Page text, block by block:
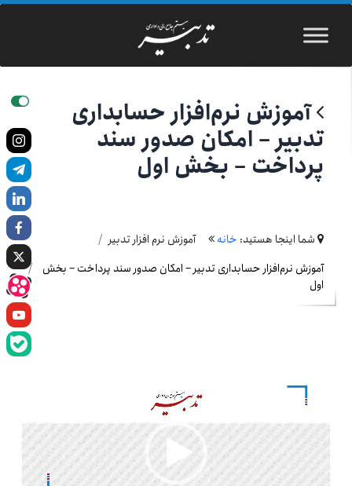
آموزش نرم‌افزار حسابداری
تدبیر – امکان صدور سند
پرداخت – بخش اول
شما اینجا هستید: خانه
آموزش نرم افزار تدبیر
آموزش نرم‌افزار حسابداری تدبیر – امکان صدور سند پرداخت – بخش
اول
ویدیو